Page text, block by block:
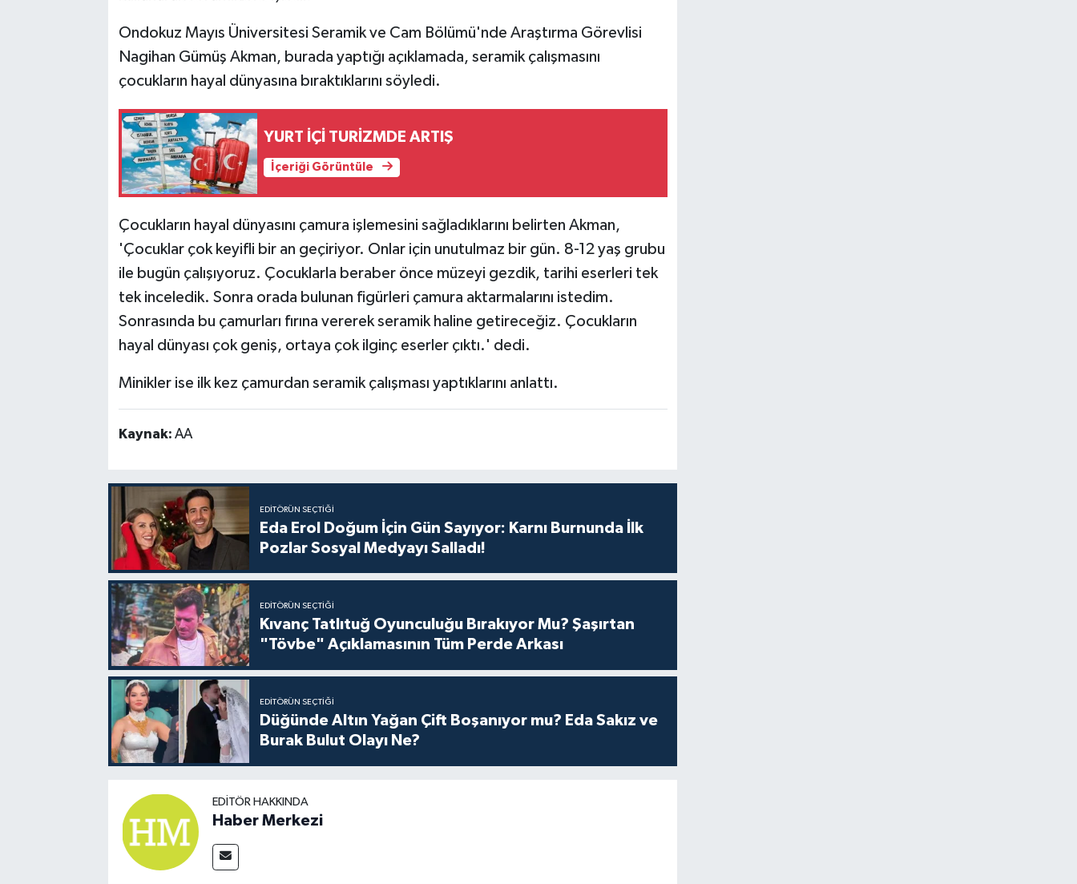
Ondokuz Mayıs Üniversitesi Seramik ve Cam Bölümü'nde Araştırma Görevlisi
Nagihan Gümüş Akman, burada yaptığı açıklamada, seramik çalışmasını
çocukların hayal dünyasına bıraktıklarını söyledi.
YURT İÇİ TURİZMDE ARTIŞ
İçeriği Görüntüle
Çocukların hayal dünyasını çamura işlemesini sağladıklarını belirten Akman,
'Çocuklar çok keyifli bir an geçiriyor. Onlar için unutulmaz bir gün. 8-12 yaş grubu
ile bugün çalışıyoruz. Çocuklarla beraber önce müzeyi gezdik, tarihi eserleri tek
tek inceledik. Sonra orada bulunan figürleri çamura aktarmalarını istedim.
Sonrasında bu çamurları fırına vererek seramik haline getireceğiz. Çocukların
hayal dünyası çok geniş, ortaya çok ilginç eserler çıktı.' dedi.
Minikler ise ilk kez çamurdan seramik çalışması yaptıklarını anlattı.
Kaynak: AA
EDITÖRÜN SEÇTIĞI
Eda Erol Doğum İçin Gün Sayıyor: Karnı Burnunda İlk
Pozlar Sosyal Medyayı Salladı!
EDITÖRÜN SEÇTIĞI
Kıvanç Tatlıtuğ Oyunculuğu Bırakıyor Mu? Şaşırtan
"Tövbe" Açıklamasının Tüm Perde Arkası
EDITÖRÜN SEÇTIĞI
Düğünde Altın Yağan Çift Boşanıyor mu? Eda Sakız ve
Burak Bulut Olayı Ne?
EDITÖR HAKKINDA
Haber Merkezi